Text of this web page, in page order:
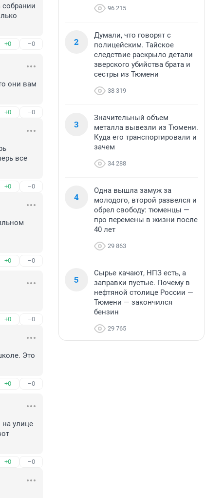
собрании
+0 –0
они вам
+0 –0
все
+0 –0
+0 –0
+0 –0
Это
+0 –0
на улице
+0 –0
96 215
2
Думали, что говорят с
полицейским. Тайское
следствие раскрыло детали
зверского убийства брата и
сестры из Тюмени
38 319
3
Значительный объем
металла вывезли из Тюмени.
Куда его транспортировали и
зачем
34 288
4
Одна вышла замуж за
молодого, второй развелся и
обрел свободу: тюменцы —
про перемены в жизни после
40 лет
29 863
5
Сырье качают, НПЗ есть, а
заправки пустые. Почему в
нефтяной столице России —
Тюмени — закончился
бензин
29 765